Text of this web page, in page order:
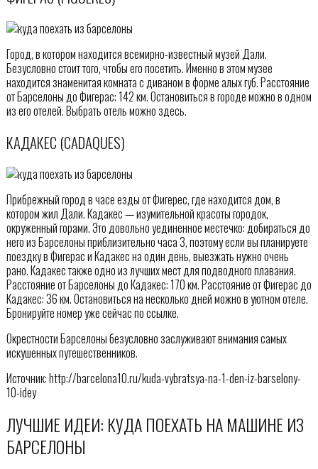
Город, в котором находится всемирно-известный музей Дали.
Безусловно стоит того, чтобы его посетить. Именно в этом музее
находится знаменитая комната с диваном в форме алых губ. Расстояние
от Барселоны до Фигерас: 142 км. Остановиться в городе можно в одном
из его отелей. Выбрать отель можно здесь.
КАДАКЕС (CADAQUES)
Прибрежный город в часе езды от Фигерес, где находится дом, в
котором жил Дали. Кадакес — изумительной красоты городок,
окруженный горами. Это довольно уединенное местечко: добираться до
него из Барселоны приблизительно часа 3, поэтому если вы планируете
поездку в Фигерас и Кадакес на один день, выезжать нужно очень
рано. Кадакес также одно из лучших мест для подводного плавания.
Расстояние от Барселоны до Кадакес: 170 км. Расстояние от Фигерас до
Кадакес: 36 км. Остановиться на несколько дней можно в уютном отеле.
Бронируйте номер уже сейчас по ссылке.
Окрестности Барселоны безусловно заслуживают внимания самых
искушенных путешественников.
Источник: http://barcelona10.ru/kuda-vybratsya-na-1-den-iz-barselony-
10-idey
ЛУЧШИЕ ИДЕИ: КУДА ПОЕХАТЬ НА МАШИНЕ ИЗ
БАРСЕЛОНЫ